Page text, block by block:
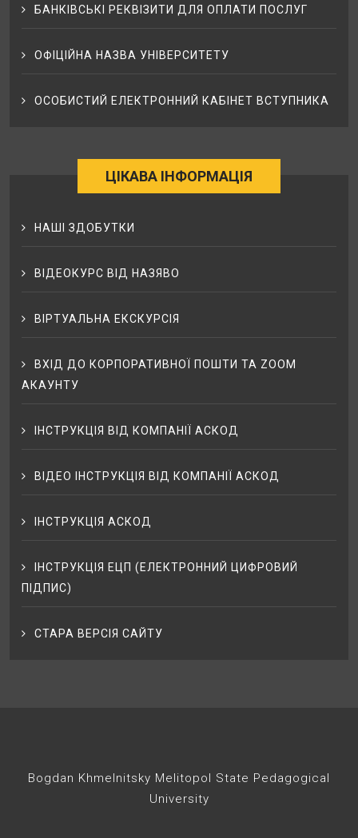
БАНКІВСЬКІ РЕКВІЗИТИ ДЛЯ ОПЛАТИ ПОСЛУГ
ОФІЦІЙНА НАЗВА УНІВЕРСИТЕТУ
ОСОБИСТИЙ ЕЛЕКТРОННИЙ КАБІНЕТ ВСТУПНИКА
ЦІКАВА ІНФОРМАЦІЯ
НАШІ ЗДОБУТКИ
ВІДЕОКУРС ВІД НАЗЯВО
ВІРТУАЛЬНА ЕКСКУРСІЯ
ВХІД ДО КОРПОРАТИВНОЇ ПОШТИ ТА ZOOM
АКАУНТУ
ІНСТРУКЦІЯ ВІД КОМПАНІЇ АСКОД
ВІДЕО ІНСТРУКЦІЯ ВІД КОМПАНІЇ АСКОД
ІНСТРУКЦІЯ АСКОД
ІНСТРУКЦІЯ ЕЦП (ЕЛЕКТРОННИЙ ЦИФРОВИЙ
ПІДПИС)
СТАРА ВЕРСІЯ САЙТУ
Bogdan Khmelnitsky Melitopol State Pedagogical
University